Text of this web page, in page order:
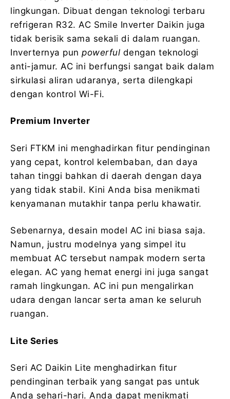
lingkungan. Dibuat dengan teknologi terbaru
refrigeran R32. AC Smile Inverter Daikin juga
tidak berisik sama sekali di dalam ruangan.
Inverternya pun powerful dengan teknologi
anti-jamur. AC ini berfungsi sangat baik dalam
sirkulasi aliran udaranya, serta dilengkapi
dengan kontrol Wi-Fi.
Premium Inverter
Seri FTKM ini menghadirkan fitur pendinginan
yang cepat, kontrol kelembaban, dan daya
tahan tinggi bahkan di daerah dengan daya
yang tidak stabil. Kini Anda bisa menikmati
kenyamanan mutakhir tanpa perlu khawatir.
Sebenarnya, desain model AC ini biasa saja.
Namun, justru modelnya yang simpel itu
membuat AC tersebut nampak modern serta
elegan. AC yang hemat energi ini juga sangat
ramah lingkungan. AC ini pun mengalirkan
udara dengan lancar serta aman ke seluruh
ruangan.
Lite Series
Seri AC Daikin Lite menghadirkan fitur
pendinginan terbaik yang sangat pas untuk
Anda sehari-hari. Anda dapat menikmati